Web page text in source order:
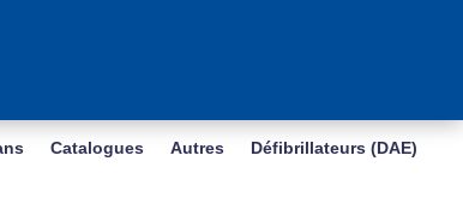
Catalogues Autres Défibrillateurs (DAE)